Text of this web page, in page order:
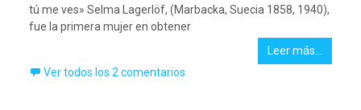
tú me ves» Selma Lagerlöf, (Marbacka, Suecia 1858, 1940),
fue la primera mujer en obtener
Leer más…
Ver todos los 2 comentarios